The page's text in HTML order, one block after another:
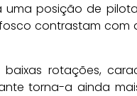
posição de
contrastam
rotações,
torna-a ainda